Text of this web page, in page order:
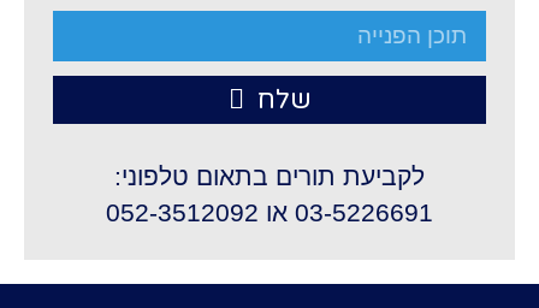
שלח
לקביעת תורים בתאום טלפוני:
03-5226691 או 052-3512092